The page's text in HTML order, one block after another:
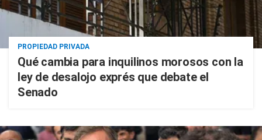
PROPIEDAD PRIVADA
Qué cambia para inquilinos morosos con la
ley de desalojo exprés que debate el
Senado